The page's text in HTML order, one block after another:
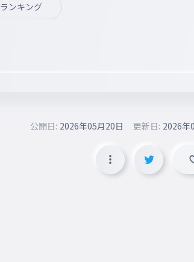
ランキング
公開日: 2026年05月20日 更新日: 2026年